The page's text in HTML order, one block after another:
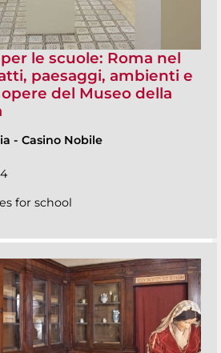
le scuole: Roma nel
paesaggi, ambienti e
del Museo della
- Casino Nobile
for school